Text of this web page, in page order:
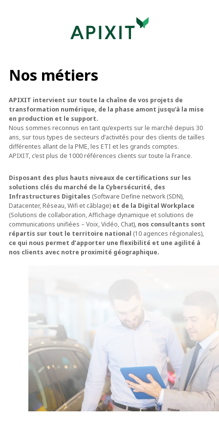
Nos métiers
APIXIT intervient sur toute la chaîne de vos projets de
transformation numérique, de la phase amont jusqu’à la mise
en production et le support.
Nous sommes reconnus en tant qu’experts sur le marché depuis 30
ans, sur tous types de secteurs d’activités pour des clients de tailles
différentes allant de la PME, les ETI et les grands comptes.
APIXIT, c’est plus de 1000 références clients sur toute la France.
Disposant des plus hauts niveaux de certifications sur les
solutions clés du marché de la Cybersécurité, des
Infrastructures Digitales (Software Define network (SDN),
Datacenter, Réseau, Wifi et câblage) et de la Digital Workplace
(Solutions de collaboration, Affichage dynamique et solutions de
communications unifiées – Voix, Vidéo, Chat), nos consultants sont
répartis sur tout le territoire national (10 agences régionales),
ce qui nous permet d’apporter une flexibilité et une agilité à
nos clients avec notre proximité géographique.